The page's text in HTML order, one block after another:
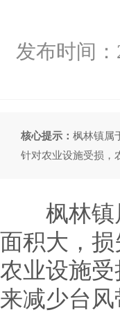
发布时间：
核心提示： 枫林镇属
针对农业设施受损，
枫林镇属
面积大，
农业设施
来减少台风